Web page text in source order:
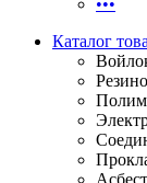
•••
Каталог